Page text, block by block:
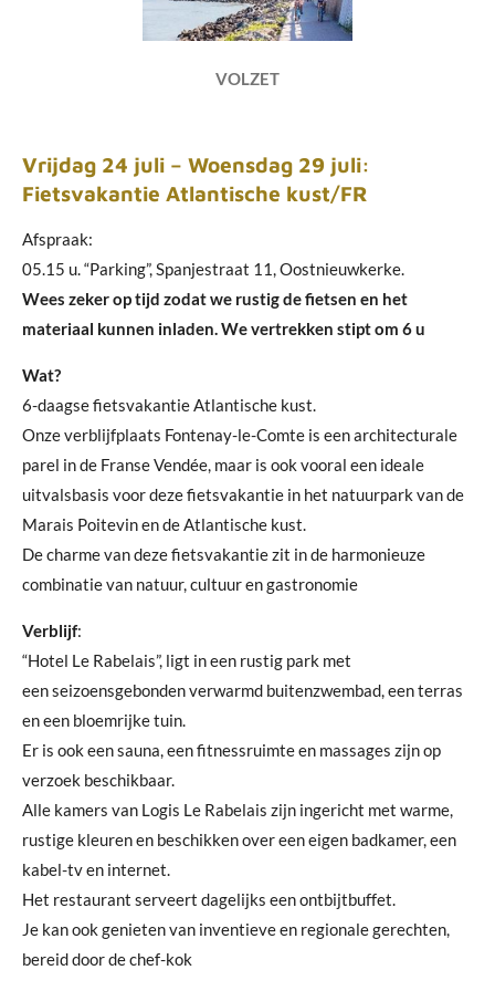
VOLZET
Vrijdag 24 juli – Woensdag 29 juli:
Fietsvakantie Atlantische kust/FR
Afspraak:
05.15 u. “Parking”, Spanjestraat 11, Oostnieuwkerke.
Wees zeker op tijd zodat we rustig de fietsen en het
materiaal kunnen inladen. We vertrekken stipt om 6 u
Wat?
6-daagse fietsvakantie Atlantische kust.
Onze verblijfplaats Fontenay-le-Comte is een architecturale
parel in de Franse Vendée, maar is ook vooral een ideale
uitvalsbasis voor deze fietsvakantie in het natuurpark van de
Marais Poitevin en de Atlantische kust.
De charme van deze fietsvakantie zit in de harmonieuze
combinatie van natuur, cultuur en gastronomie
Verblijf:
“Hotel Le Rabelais”, ligt in een rustig park met
een seizoensgebonden verwarmd buitenzwembad, een terras
en een bloemrijke tuin.
Er is ook een sauna, een fitnessruimte en massages zijn op
verzoek beschikbaar.
Alle kamers van Logis Le Rabelais zijn ingericht met warme,
rustige kleuren en beschikken over een eigen badkamer, een
kabel-tv en internet.
Het restaurant serveert dagelijks een ontbijtbuffet.
Je kan ook genieten van inventieve en regionale gerechten,
bereid door de chef-kok